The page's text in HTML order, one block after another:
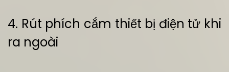
4. Rút phích cắm thiết bị điện tử khi
ra ngoài